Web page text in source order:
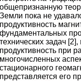
общепризнанную
Земли пока не
продуктивность
фундаментальных
технических задач
продуктивность при
многочисленных
стационарного
представляется его